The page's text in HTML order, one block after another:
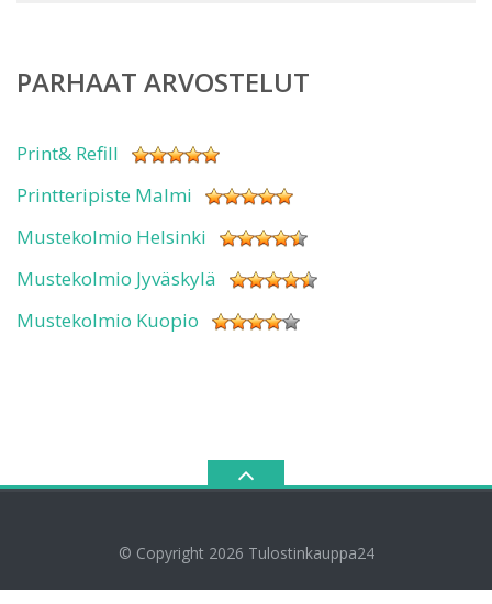
PARHAAT ARVOSTELUT
Print& Refill
Printteripiste Malmi
Mustekolmio Helsinki
Mustekolmio Jyväskylä
Mustekolmio Kuopio
© Copyright 2026 Tulostinkauppa24